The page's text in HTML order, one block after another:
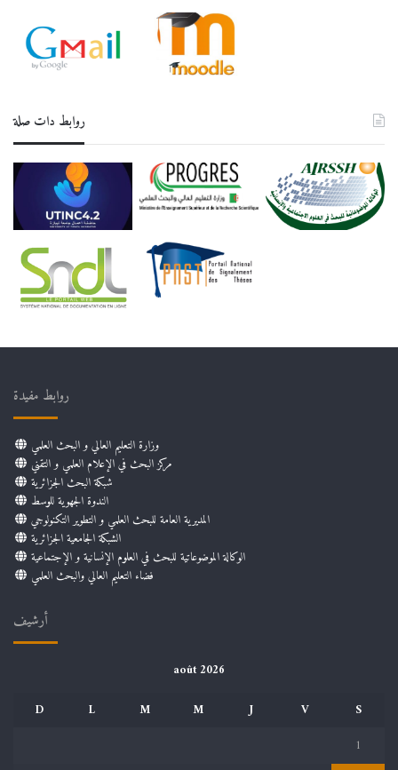
روابط دات صلة
روابط مفيدة
وزارة التعليم العالي و البحث العلمي
مركز البحث في الإعلام العلمي و التقني
شبكة البحث الجزائرية
الندوة الجهوية للوسط
المديرية العامة للبحث العلمي و التطوير التكنولوجي
الشبكة الجامعية الجزائرية
الوكالة الموضوعاتية للبحث في العلوم الإنسانية و الإجتماعية
فضاء التعليم العالي والبحث العلمي
أرشيف
août 2026
D
L M M J V
S
1